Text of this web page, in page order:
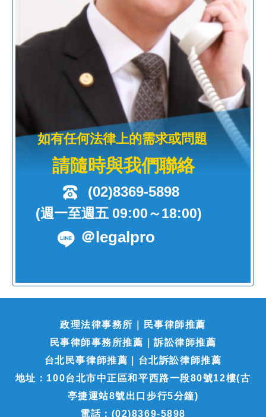
如有任何法律上的需求或問題
請隨時與我們聯絡
(02)8369-5898
(週一至週五 09:00～18:00)
＠legalpro
政理法律事務所｜民事律師推薦
民事律師事務所推薦｜訴訟律師推薦
台北民事律師推薦｜台北訴訟律師推薦
地址：100台北市中正區和平西路一段80號12樓(古
亭捷運站8號出口步行5分鐘)
電話：(02)8369-5898